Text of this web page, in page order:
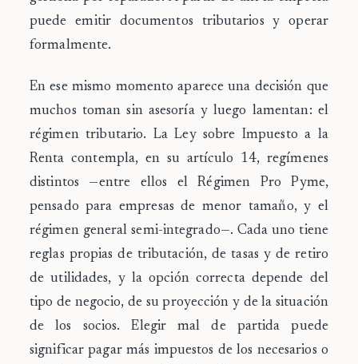
puede emitir documentos tributarios y operar
formalmente.
En ese mismo momento aparece una decisión que
muchos toman sin asesoría y luego lamentan: el
régimen tributario. La Ley sobre Impuesto a la
Renta contempla, en su artículo 14, regímenes
distintos —entre ellos el Régimen Pro Pyme,
pensado para empresas de menor tamaño, y el
régimen general semi-integrado—. Cada uno tiene
reglas propias de tributación, de tasas y de retiro
de utilidades, y la opción correcta depende del
tipo de negocio, de su proyección y de la situación
de los socios. Elegir mal de partida puede
significar pagar más impuestos de los necesarios o